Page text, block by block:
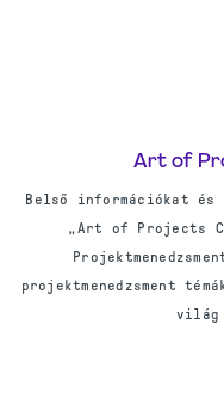
Art of
Belső információkat
„Art of Projects
projektmenedzsment
világ